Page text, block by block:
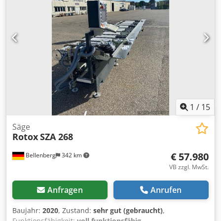
Codpfx Aaezl R Ugs Ejha
1 / 15
Bellenberg 342 km
Säge
RotoxSZA 268
€ 57.980
VB zzgl. MwSt.
Anfragen Anrufen
Baujahr: 2020, Zustand: sehr gut (gebraucht),